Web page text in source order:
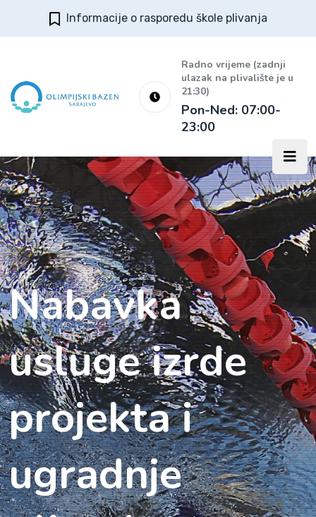
Informacije o rasporedu škole plivanja
Radno vrijeme (zadnji
ulazak na plivalište je u
21:30)
Pon-Ned: 07:00-
23:00
Nabavka
usluge izrde
projekta i
ugradnje